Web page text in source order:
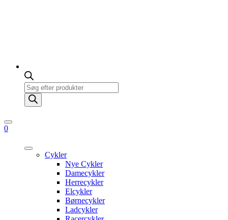
Products
search
0
Cykler
Nye Cykler
Damecykler
Herrecykler
Elcykler
Børnecykler
Ladcykler